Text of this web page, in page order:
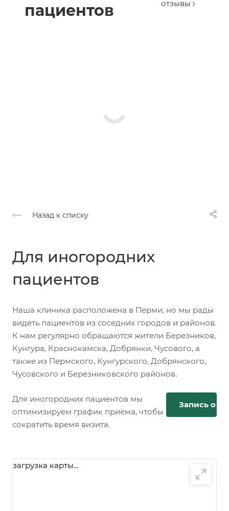
пациентов отзывы
Назад к списку
Для иногородних
пациентов
Наша клиника расположена в Перми, но мы рады
видеть пациентов из соседних городов и районов.
К нам регулярно обращаются жители Березников,
Кунгура, Краснокамска, Добрянки, Чусового, а
также из Пермского, Кунгурского, Добрянского,
Чусовского и Березниковского районов.
Для иногородних пациентов мы
оптимизируем график приёма, чтобы
сократить время визита.
Запись
загрузка карты...